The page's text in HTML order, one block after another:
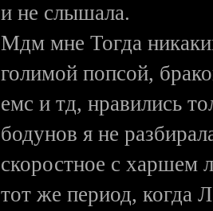
и не слышала.
Мдм мне Тогда
голимой попсой,
емс и тд, нравились
бодунов я не
скоростное с харшем
тот же период, когда